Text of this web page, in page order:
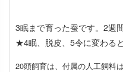
3眠まで育った蚕です。2週
★4眠、脱皮、5令に変わる
20頭飼育は、付属の人工飼料